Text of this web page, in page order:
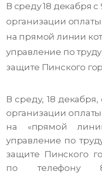
В среду 18 декабря
организации
на прямой линии
управление по
защите Пинского
В среду, 18
организации
на «прямой
управление по
защите Пинского
по телефону 8-